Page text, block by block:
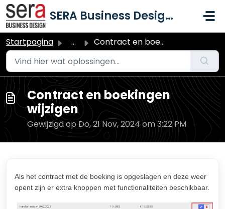
Doorgaan naar hoofdinhoud
SERA Business Design B.V.
Startpagina ... Contract en boekingen wijzigen
Contract en boekingen
wijzigen
Gewijzigd op Do, 21 Nov, 2024 om 3:22 PM
Als het contract met de boeking is opgeslagen en deze weer
opent zijn er extra knoppen met functionaliteiten beschikbaar.